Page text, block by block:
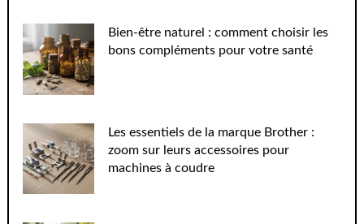
Bien-être naturel : comment choisir les
bons compléments pour votre santé
Les essentiels de la marque Brother :
zoom sur leurs accessoires pour
machines à coudre